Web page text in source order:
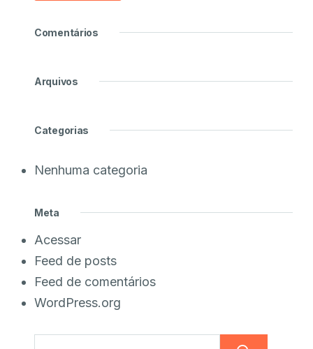
Comentários
Arquivos
Categorias
Nenhuma categoria
Meta
Acessar
Feed de posts
Feed de comentários
WordPress.org